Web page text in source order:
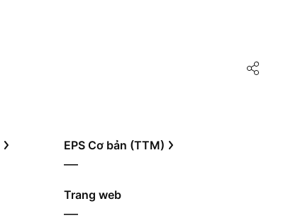
EPS Cơ bản (TTM)
—
Trang web
—